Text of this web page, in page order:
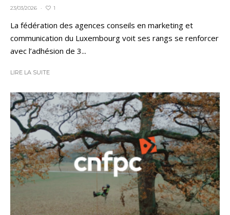
23/03/2026 · 1
La fédération des agences conseils en marketing et
communication du Luxembourg voit ses rangs se renforcer
avec l’adhésion de 3...
LIRE LA SUITE